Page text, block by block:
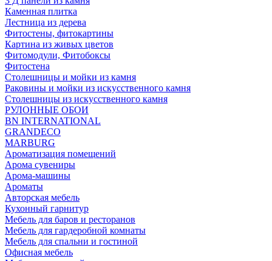
Каменная плитка
Лестница из дерева
Фитостены, фитокартины
Картина из живых цветов
Фитомодули, Фитобоксы
Фитостена
Столешницы и мойки из камня
Раковины и мойки из искусственного камня
Столешницы из искусственного камня
РУЛОННЫЕ ОБОИ
BN INTERNATIONAL
GRANDECO
MARBURG
Ароматизация помещений
Арома сувениры
Арома-машины
Ароматы
Авторская мебель
Кухонный гарнитур
Мебель для баров и ресторанов
Мебель для гардеробной комнаты
Мебель для спальни и гостиной
Офисная мебель